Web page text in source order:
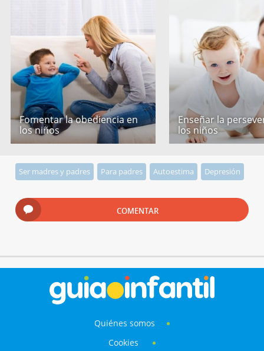
Fomentar la obediencia en
los niños
Enseñar la
los niños
Ser madres y padres Para padres Autoestima Depresión
COMENTAR
Quiénes somos
Cookies